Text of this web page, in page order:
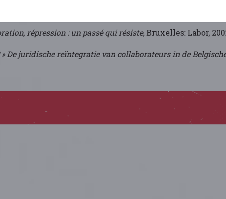
répression : un passé qui résiste, Bruxelles: Labor,
De juridische reïntegratie van collaborateurs in de